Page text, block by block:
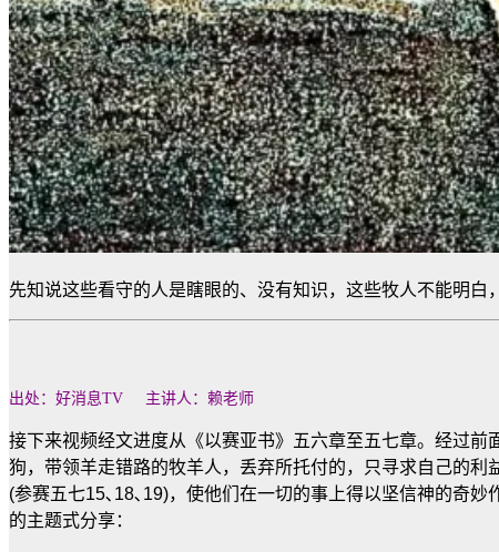
先知说这些看守的人是瞎眼的、没有知识，这些牧人不能明白
出处：好消息TV 主讲人：赖老师
接下来视频经文进度从《以赛亚书》五六章至五七章。经过
狗，带领羊走错路的牧羊人，丢弃所托付的，只寻求自己的
(参赛五七15､18､19)，使他们在一切的事上得以坚信神的奇
的主题式分享：